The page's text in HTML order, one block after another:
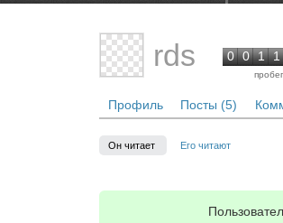
rds 0 0 1 1
пробег
Профиль Посты (5)
Он читает Его читают